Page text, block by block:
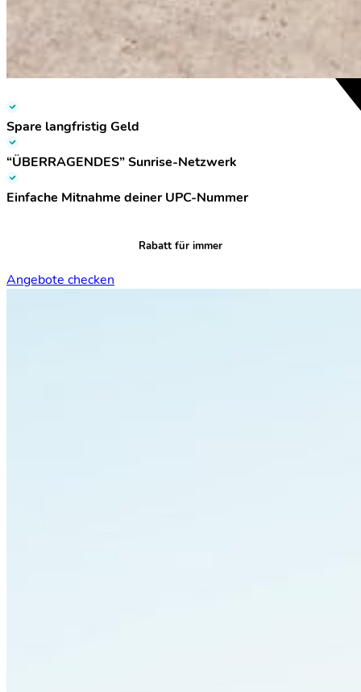
Spare langfristig Geld
“ÜBERRAGENDES” Sunrise-Netzwerk
Einfache Mitnahme deiner UPC-Nummer
Rabatt für immer
Angebote checken